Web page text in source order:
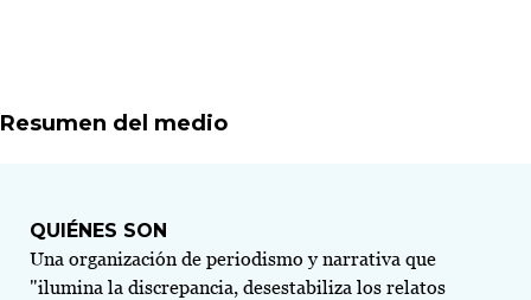
Resumen del medio
QUIÉNES SON
Una organización de periodismo y narrativa que
"ilumina la discrepancia, desestabiliza los relatos